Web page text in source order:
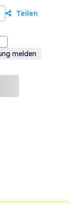
Teilen
melden